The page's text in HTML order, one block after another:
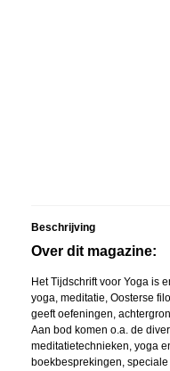
Beschrijving
Over dit magazine:
Het Tijdschrift voor Yoga is
yoga, meditatie, Oosterse
geeft oefeningen,
Aan bod komen o.a. de
meditatietechnieken, yoga
boekbesprekingen,